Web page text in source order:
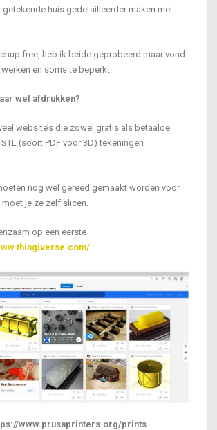
huis gedetailleerder maken met
free, heb ik beide geprobeerd maar vond
en soms te beperkt.
wel afdrukken?
website’s die zowel gratis als betaalde
(soort PDF voor 3D) tekeningen
nog wel gereed gemaakt worden voor
je ze zelf slicen.
op een eerste
www.prusaprinters.org/prints